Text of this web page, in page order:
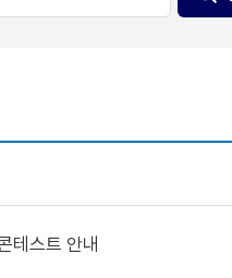
테스트 안내